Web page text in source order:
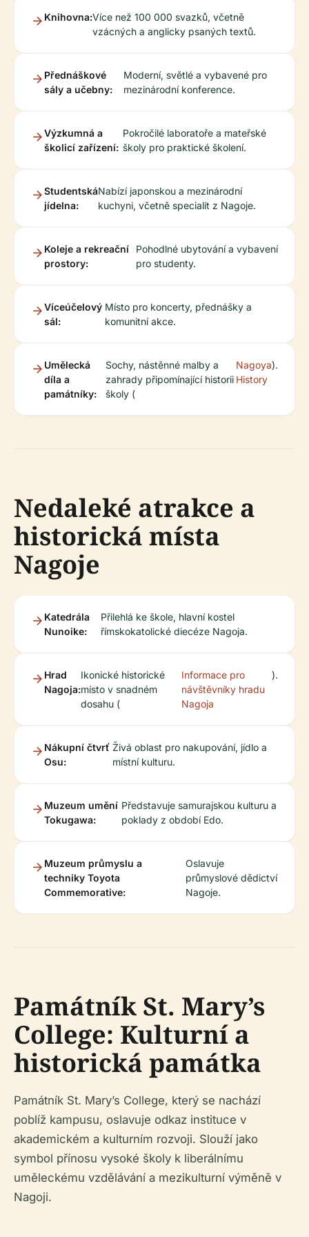
Knihovna:Více než 100 000 svazků, včetně
vzácných a anglicky psaných textů.
Přednáškové
sály a učebny:
Moderní, světlé a vybavené pro
mezinárodní konference.
Výzkumná a
školicí zařízení:
Pokročilé laboratoře a mateřské
školy pro praktické školení.
Studentská
jídelna:
Nabízí japonskou a mezinárodní
kuchyni, včetně specialit z Nagoje.
Koleje a rekreační
prostory:
Pohodlné ubytování a vybavení
pro studenty.
Víceúčelový
sál:
Místo pro koncerty, přednášky a
komunitní akce.
Umělecká
díla a
památníky:
Sochy, nástěnné malby a
zahrady připomínající historii
školy (
Nagoya
History
).
Nedaleké atrakce a
historická místa
Nagoje
Katedrála
Nunoike:
Přilehlá ke škole, hlavní kostel
římskokatolické diecéze Nagoja.
Hrad
Nagoja:
Ikonické historické
místo v snadném
dosahu (
Informace pro
návštěvníky hradu
Nagoja
).
Nákupní čtvrť
Osu:
Živá oblast pro nakupování, jídlo a
místní kulturu.
Muzeum umění
Tokugawa:
Představuje samurajskou kulturu a
poklady z období Edo.
Muzeum průmyslu a
techniky Toyota
Commemorative:
Oslavuje
průmyslové dědictví
Nagoje.
Památník St. Mary’s
College: Kulturní a
historická památka
Památník St. Mary’s College, který se nachází
poblíž kampusu, oslavuje odkaz instituce v
akademickém a kulturním rozvoji. Slouží jako
symbol přínosu vysoké školy k liberálnímu
uměleckému vzdělávání a mezikulturní výměně v
Nagoji.